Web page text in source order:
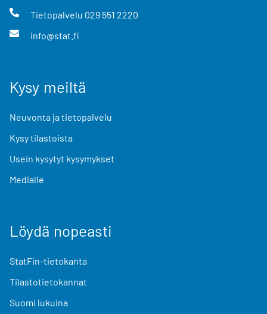
Tietopalvelu 029 551 2220
info@stat.fi
Kysy meiltä
Neuvonta ja tietopalvelu
Kysy tilastoista
Usein kysytyt kysymykset
Medialle
Löydä nopeasti
StatFin-tietokanta
Tilastotietokannat
Suomi lukuina